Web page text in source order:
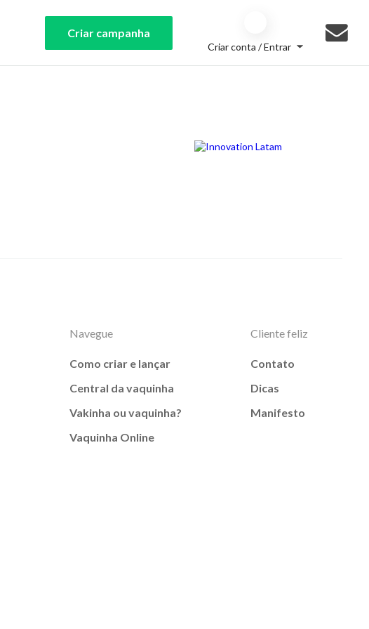
Criar campanha
Criar conta / Entrar
Navegue
Como criar e lançar
Central da vaquinha
Vakinha ou vaquinha?
Vaquinha Online
Cliente feliz
Contato
Dicas
Manifesto